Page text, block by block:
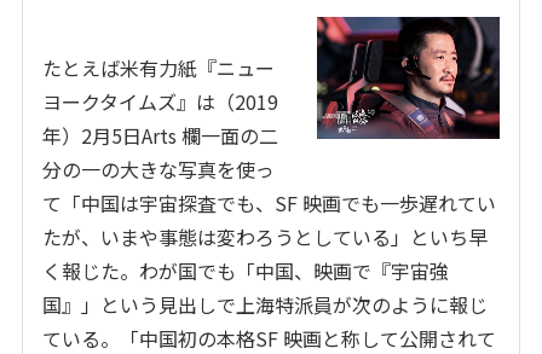
たとえば米有力紙『ニュー
ヨークタイムズ』は（2019
年）2月5日Arts 欄一面の二
分の一の大きな写真を使っ
て「中国は宇宙探査でも、SF 映画でも一歩遅れてい
たが、いまや事態は変わろうとしている」といち早
く報じた。わが国でも「中国、映画で『宇宙強
国』」という見出しで上海特派員が次のように報じ
ている。「中国初の本格SF 映画と称して公開されて